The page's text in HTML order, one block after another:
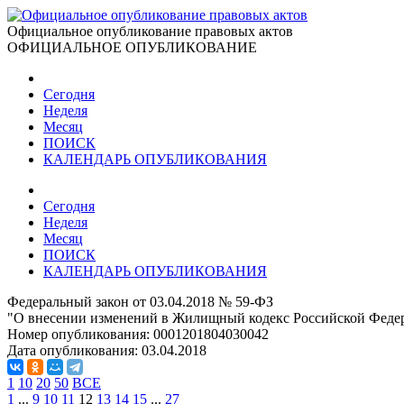
Официальное опубликование правовых актов
ОФИЦИАЛЬНОЕ ОПУБЛИКОВАНИЕ
Сегодня
Неделя
Месяц
ПОИСК
КАЛЕНДАРЬ ОПУБЛИКОВАНИЯ
Сегодня
Неделя
Месяц
ПОИСК
КАЛЕНДАРЬ ОПУБЛИКОВАНИЯ
Федеральный закон от 03.04.2018 № 59-ФЗ
"О внесении изменений в Жилищный кодекс Российской
Номер опубликования: 0001201804030042
Дата опубликования: 03.04.2018
1 10 20 50 ВСЕ
1 ... 9 10 11 12 13 14 15 ... 27